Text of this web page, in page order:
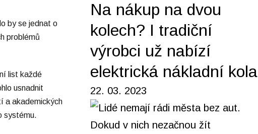
by se jednat o
problémů
list každé
usnadnit
a akademických
systému.
Na nákup na dvou
kolech? I tradiční
výrobci už nabízí
elektrická nákladní kola
22. 03. 2023